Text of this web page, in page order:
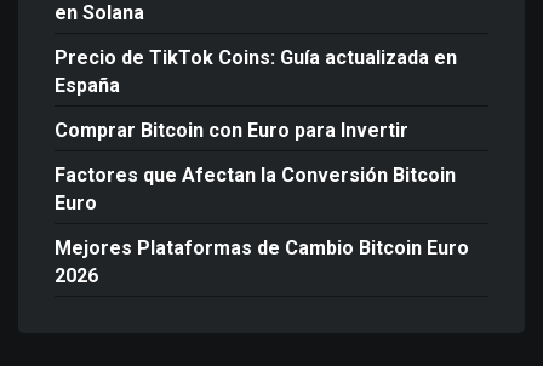
en Solana
Precio de TikTok Coins: Guía actualizada en
España
Comprar Bitcoin con Euro para Invertir
Factores que Afectan la Conversión Bitcoin
Euro
Mejores Plataformas de Cambio Bitcoin Euro
2026